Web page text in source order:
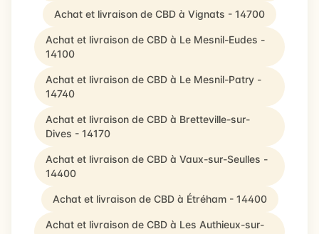
Achat et livraison de CBD à Vignats - 14700
Achat et livraison de CBD à Le Mesnil-Eudes -
14100
Achat et livraison de CBD à Le Mesnil-Patry -
14740
Achat et livraison de CBD à Bretteville-sur-
Dives - 14170
Achat et livraison de CBD à Vaux-sur-Seulles -
14400
Achat et livraison de CBD à Étréham - 14400
Achat et livraison de CBD à Les Authieux-sur-